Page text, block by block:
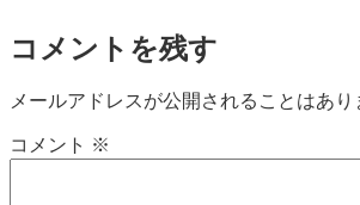
コメントを残す
メールアドレスが公開されることはあり
コメント ※